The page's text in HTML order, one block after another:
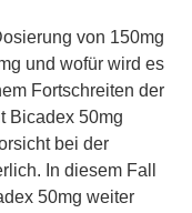
von 150mg
und wofür wird es
Fortschreiten der
Bicadex 50mg
bei der
In diesem Fall
50mg weiter